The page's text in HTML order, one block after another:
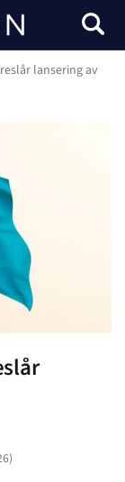
lansering av
)